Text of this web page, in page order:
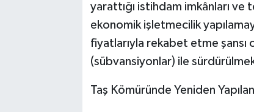
yarattığı istihdam imkânları ve
ekonomik işletmecilik
fiyatlarıyla rekabet etme
(sübvansiyonlar) ile
Taş Kömüründe Yeniden